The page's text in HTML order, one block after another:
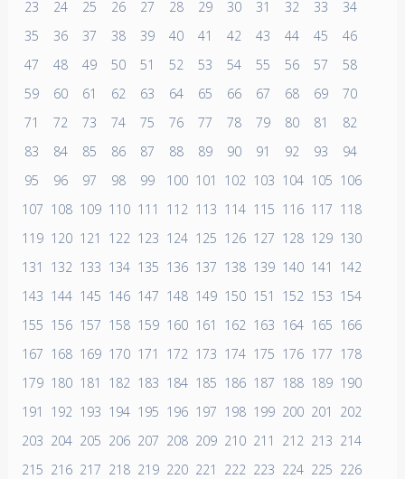
23 24 25 26 27 28 29 30 31 32 33
34
35
36 37 38 39 40 41 42 43 44 45
46
47
48 49 50 51 52 53 54 55 56 57
58
59
60 61 62 63 64 65 66 67 68 69
70
71
72 73 74 75 76 77 78 79 80 81
82
83
84 85 86 87 88 89 90 91 92 93
94
95
96 97 98 99 100 101 102 103 104 105 106
107 108 109 110 111 112 113 114 115 116 117 118
119 120 121 122 123 124 125 126 127 128 129 130
131
132 133 134 135 136 137 138 139 140 141
142
143 144 145 146 147 148 149 150 151 152 153 154
155 156 157 158 159 160 161 162 163 164 165 166
167 168 169 170 171 172 173 174 175 176 177 178
179 180 181 182 183 184 185 186 187 188 189 190
191
192 193 194 195 196 197 198 199 200 201
202
203 204 205 206 207 208 209 210 211 212 213 214
215 216 217 218 219 220 221 222 223 224 225 226